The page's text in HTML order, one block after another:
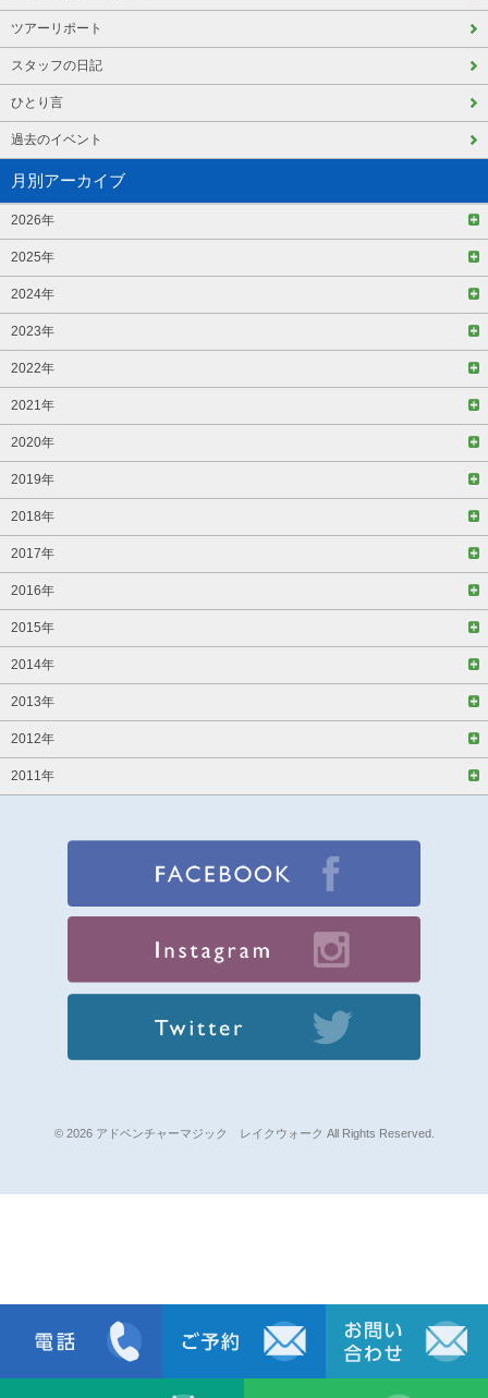
ツアーリポート
スタッフの日記
ひとり言
過去のイベント
月別アーカイブ
2026年
2025年
2024年
2023年
2022年
2021年
2020年
2019年
2018年
2017年
2016年
2015年
2014年
2013年
2012年
2011年
© 2026 アドベンチャーマジック レイクウォーク All Rights Reserved.